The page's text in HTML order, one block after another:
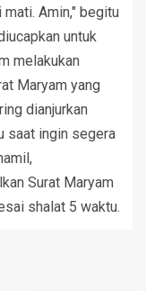
Amin," begitu
untuk
melakukan
Maryam yang
dianjurkan
saat ingin segera
Surat Maryam
shalat 5 waktu.